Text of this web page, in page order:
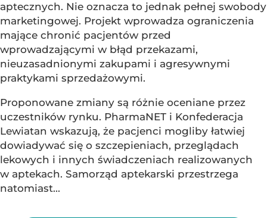
aptecznych. Nie oznacza to jednak pełnej swobody
marketingowej. Projekt wprowadza ograniczenia
mające chronić pacjentów przed
wprowadzającymi w błąd przekazami,
nieuzasadnionymi zakupami i agresywnymi
praktykami sprzedażowymi.
Proponowane zmiany są różnie oceniane przez
uczestników rynku. PharmaNET i Konfederacja
Lewiatan wskazują, że pacjenci mogliby łatwiej
dowiadywać się o szczepieniach, przeglądach
lekowych i innych świadczeniach realizowanych
w aptekach. Samorząd aptekarski przestrzega
natomiast...